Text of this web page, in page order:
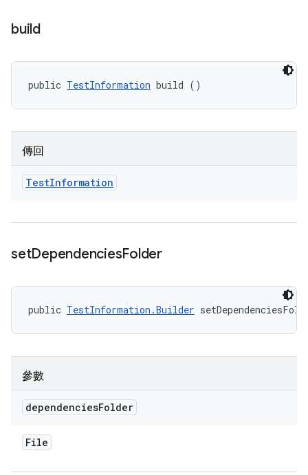
build
public TestInformation build ()
傳回
TestInformation
setDependenciesFolder
public TestInformation.Builder
參數
dependenciesFolder
File